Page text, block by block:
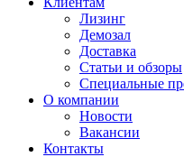
Лизинг
Демозал
Доставка
Статьи и обзоры
Специальные
О компании
Новости
Вакансии
Контакты